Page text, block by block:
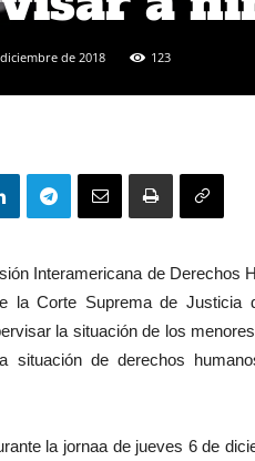
de 2018 123
Interamericana de Derechos
la Corte Suprema de
la situación de los
situación de derechos
la jornaa de jueves 6 de